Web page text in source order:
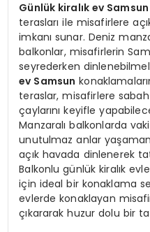
Günlük kiralık ev Samsun
terasları ile misafirlere
imkanı sunar. Deniz
balkonlar, misafirlerin
seyrederken
ev Samsun
teraslar, misafirlere sabah
çaylarını keyifle
Manzaralı balkonlarda
unutulmaz anlar
açık havada dinlenerek
Balkonlu günlük kiralık
için ideal bir konaklama
evlerde konaklayan
çıkararak huzur dolu bir